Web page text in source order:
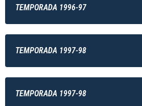
TEMPORADA 1996-97
TEMPORADA 1997-98
TEMPORADA 1997-98